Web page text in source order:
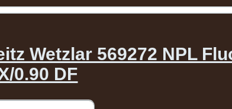
Wetzlar 569272 NPL
0.90 DF